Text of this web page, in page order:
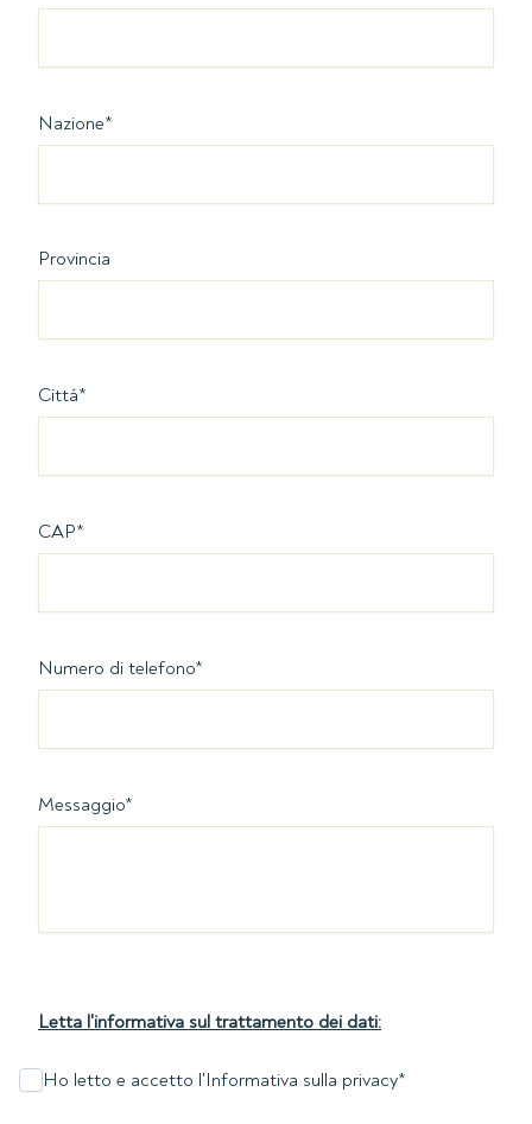
Nazione*
Provincia
Cittá*
CAP*
Numero di telefono*
Messaggio*
Letta l'informativa sul trattamento dei dati:
Ho letto e accetto l'Informativa sulla privacy*